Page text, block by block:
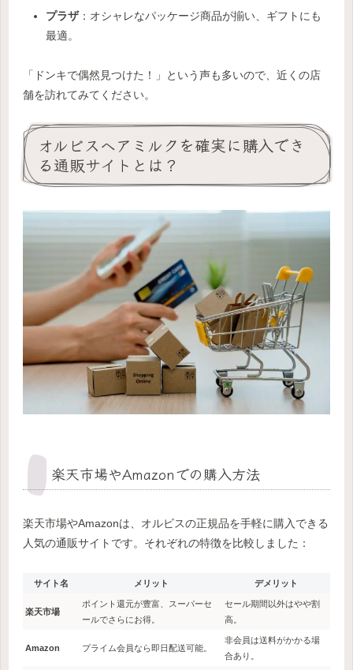
プラザ：オシャレなパッケージ商品が揃い、ギフトにも
最適。
「ドンキで偶然見つけた！」という声も多いので、近くの店
舗を訪れてみてください。
オルビスヘアミルクを確実に購入でき
る通販サイトとは？
楽天市場やAmazonでの購入方法
楽天市場やAmazonは、オルビスの正規品を手軽に購入できる
人気の通販サイトです。それぞれの特徴を比較しました：
サイト名 メリット デメリット
楽天市場
ポイント還元が豊富、スーパーセ
ールでさらにお得。
セール期間以外はやや割
高。
Amazon プライム会員なら即日配送可能。
非会員は送料がかかる場
合あり。